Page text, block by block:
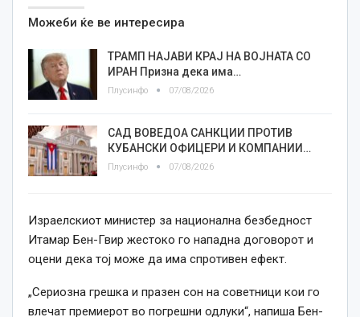
Можеби ќе ве интересира
ТРАМП НАЈАВИ КРАЈ НА ВОЈНАТА СО
ИРАН Призна дека има…
Плусинфо 07/08/2026
САД ВОВЕДОА САНКЦИИ ПРОТИВ
КУБАНСКИ ОФИЦЕРИ И КОМПАНИИ…
Плусинфо 07/08/2026
Израелскиот министер за национална безбедност
Итамар Бен-Гвир жестоко го нападна договорот и
оцени дека тој може да има спротивен ефект.
„Сериозна грешка и празен сон на советници кои го
влечат премиерот во погрешни одлуки“, напиша Бен-